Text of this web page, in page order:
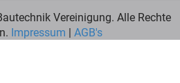
Vereinigung. Alle Rechte
Impressum | AGB's